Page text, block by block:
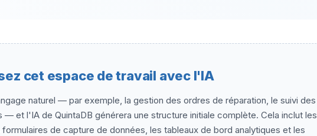
cet espace de travail avec l'IA
naturel — par exemple, la gestion des ordres de réparation, le suivi des
et l'IA de QuintaDB générera une structure initiale complète. Cela inclut les
de capture de données, les tableaux de bord analytiques et les